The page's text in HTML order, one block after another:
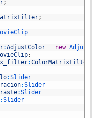
;
;
:AdjustColor = new
;
:ColorMatrixFilter
:Slider
:Slider
:Slider
:Slider